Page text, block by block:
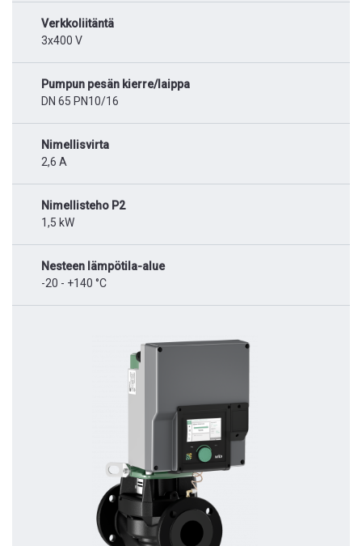
Verkkoliitäntä
3x400 V
Pumpun pesän kierre/laippa
DN 65 PN10/16
Nimellisvirta
2,6 A
Nimellisteho P2
1,5 kW
Nesteen lämpötila-alue
-20 - +140 °C